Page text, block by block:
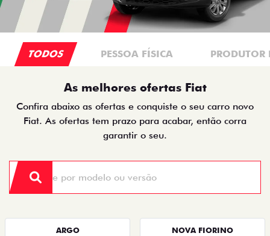
TODOS PESSOA FÍSICA PRODUTOR
As melhores ofertas Fiat
Confira abaixo as ofertas e conquiste o seu carro novo
Fiat. As ofertas tem prazo para acabar, então corra
garantir o seu.
ARGO NOVA FIORINO